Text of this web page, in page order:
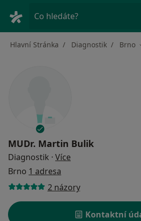
Co hledáte?
Hlavní Stránka Diagnostik Brno
MUDr. Martin Bulik
Diagnostik · Více
Brno 1 adresa
2 názory
Kontaktní